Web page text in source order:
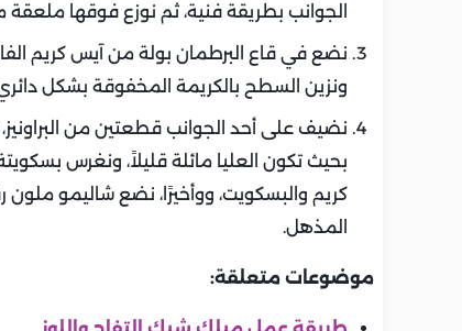
الجوانب بطريقة فنية، ثم نوزع فوقها
نضع في قاع البرطمان بولة من آيس كريم
ونزين السطح بالكريمة المخفوقة بشكل
نضيف على أحد الجوانب قطعتين من
بحيث تكون العليا مائلة قليلاً، ونغرس
كريم والبسكويت، ووأخيرًا، نضع شاليمو
المذهل.
موضوعات متعلقة: